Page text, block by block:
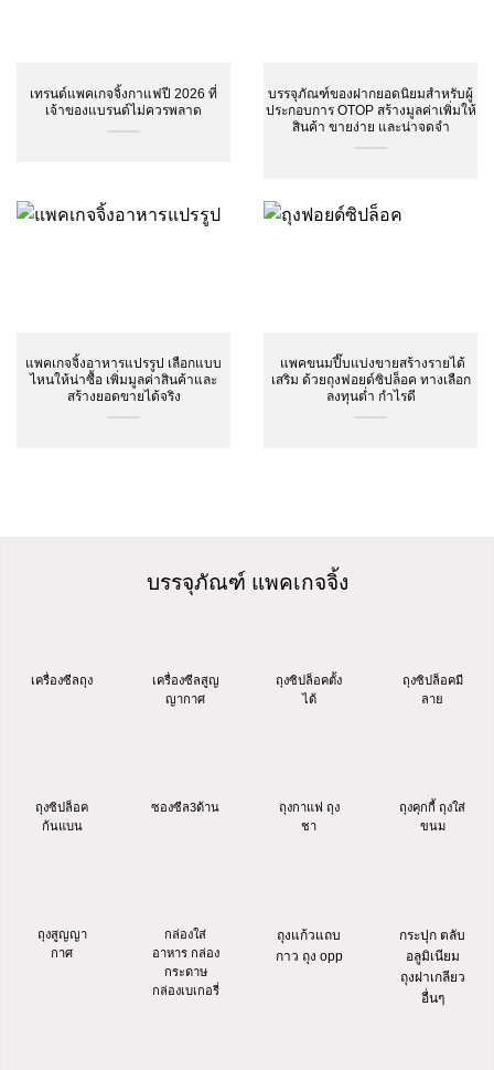
เทรนด์แพคเกจจิ้งกาแฟปี 2026 ที่
เจ้าของแบรนด์ไม่ควรพลาด
บรรจุภัณฑ์ของฝากยอดนิยมสำหรับผู้
ประกอบการ OTOP สร้างมูลค่าเพิ่มให้
สินค้า ขายง่าย และน่าจดจำ
แพคเกจจิ้งอาหารแปรรูป เลือกแบบ
ไหนให้น่าซื้อ เพิ่มมูลค่าสินค้าและ
สร้างยอดขายได้จริง
แพคขนมปี๊บแบ่งขายสร้างรายได้
เสริม ด้วยถุงฟอยด์ซิปล็อค ทางเลือก
ลงทุนต่ำ กำไรดี
บรรจุภัณฑ์ แพคเกจจิ้ง
เครื่องซีลถุง
เครื่องซีลสูญ
ญากาศ
ถุงซิปล็อคตั้ง
ได้
ถุงซิปล็อคมี
ลาย
ถุงซิปล็อค
ก้นแบน
ซองซีล3ด้าน
ถุงกาแฟ ถุง
ชา
ถุงคุกกี้ ถุงใส่
ขนม
ถุงสูญญา
กาศ
กล่องใส่
อาหาร กล่อง
กระดาษ
กล่องเบเกอรี่
ถุงแก้วแถบ
กาว ถุง opp
กระปุก ตลับ
อลูมิเนียม
ถุงฝาเกลียว
อื่นๆ